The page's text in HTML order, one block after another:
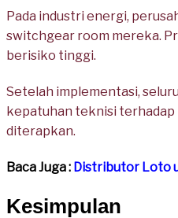
Pada industri energi,
switchgear room mereka.
berisiko tinggi.
Setelah implementasi,
kepatuhan teknisi terhadap
diterapkan.
Baca Juga : Distributor Loto
Kesimpulan